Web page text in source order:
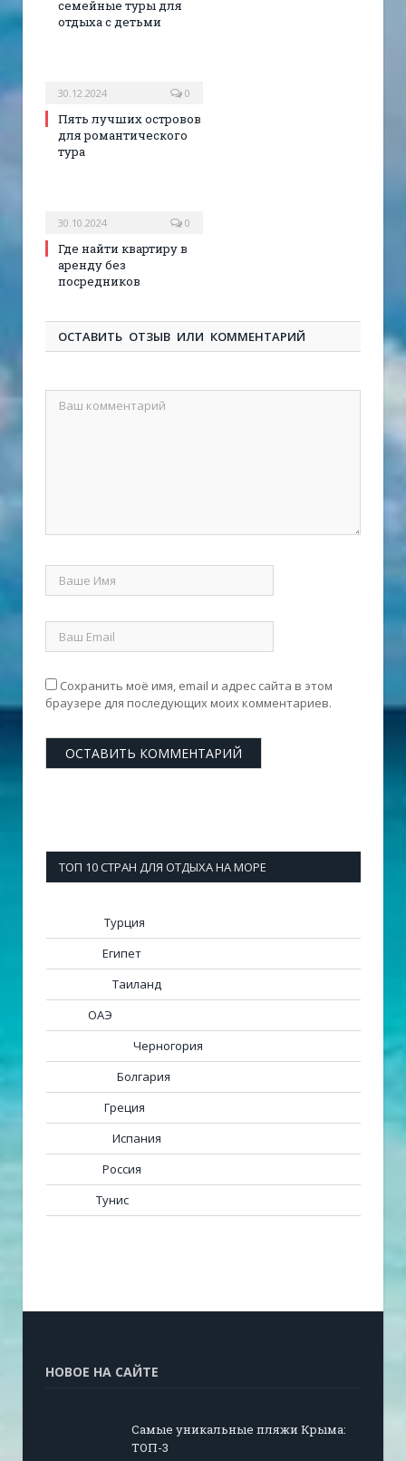
семейные туры для
отдыха с детьми
30.12.2024 0
Пять лучших островов
для романтического
тура
30.10.2024 0
Где найти квартиру в
аренду без
посредников
ОСТАВИТЬ ОТЗЫВ ИЛИ КОММЕНТАРИЙ
Сохранить моё имя, email и адрес сайта в этом
браузере для последующих моих комментариев.
ТОП 10 СТРАН ДЛЯ ОТДЫХА НА МОРЕ
Турция
Египет
Таиланд
ОАЭ
Черногория
Болгария
Греция
Испания
Россия
Тунис
НОВОЕ НА САЙТЕ
Самые уникальные пляжи Крыма:
ТОП-3